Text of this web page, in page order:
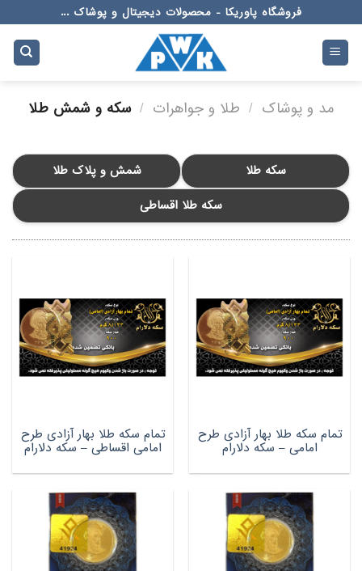
to
content
فروشگاه پاوریکا - محصولات دیجیتال و پوشاک ...
مد و پوشاک / طلا و جواهرات / سکه و شمش طلا
شمش و پلاک طلا
سکه طلا
سکه طلا اقساطی
تمام سکه طلا بهار آزادی طرح
امامی – سکه دلارام
تمام سکه طلا بهار آزادی طرح
امامی اقساطی – سکه دلارام